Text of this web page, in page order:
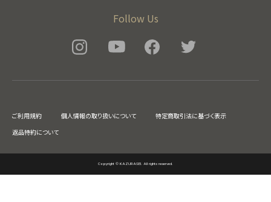
Follow Us
ご利用規約 個人情報の取り扱いについて
特定商取引法に基づく表示
返品特約について
Copyright © KAZURASEI. All rights reserved.